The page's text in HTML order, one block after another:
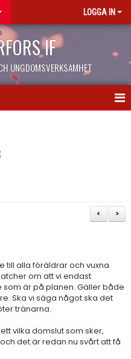
LOGGA IN
IF
UNGDOMSVERKSAMHET
>
<
till alla föräldrar och vuxna
om att vi endast
är på planen. Gäller både
Ska vi säga något ska det
tränarna.
vilka domslut som sker,
det är redan nu svårt att få